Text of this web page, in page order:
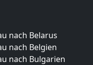
nach Belarus
nach Belgien
nach Bulgarien